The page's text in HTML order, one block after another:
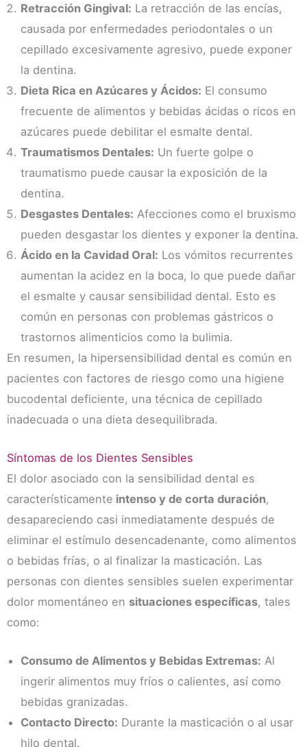
Retracción Gingival: La retracción de las encías,
causada por enfermedades periodontales o un
cepillado excesivamente agresivo, puede exponer
la dentina.
Dieta Rica en Azúcares y Ácidos: El consumo
frecuente de alimentos y bebidas ácidas o ricos en
azúcares puede debilitar el esmalte dental.
Traumatismos Dentales: Un fuerte golpe o
traumatismo puede causar la exposición de la
dentina.
Desgastes Dentales: Afecciones como el bruxismo
pueden desgastar los dientes y exponer la dentina.
Ácido en la Cavidad Oral: Los vómitos recurrentes
aumentan la acidez en la boca, lo que puede dañar
el esmalte y causar sensibilidad dental. Esto es
común en personas con problemas gástricos o
trastornos alimenticios como la bulimia.
En resumen, la hipersensibilidad dental es común en
pacientes con factores de riesgo como una higiene
bucodental deficiente, una técnica de cepillado
inadecuada o una dieta desequilibrada.
Síntomas de los Dientes Sensibles
El dolor asociado con la sensibilidad dental es
característicamente intenso y de corta duración,
desapareciendo casi inmediatamente después de
eliminar el estímulo desencadenante, como alimentos
o bebidas frías, o al finalizar la masticación. Las
personas con dientes sensibles suelen experimentar
dolor momentáneo en situaciones específicas, tales
como:
Consumo de Alimentos y Bebidas Extremas: Al
ingerir alimentos muy fríos o calientes, así como
bebidas granizadas.
Contacto Directo: Durante la masticación o al usar
hilo dental.